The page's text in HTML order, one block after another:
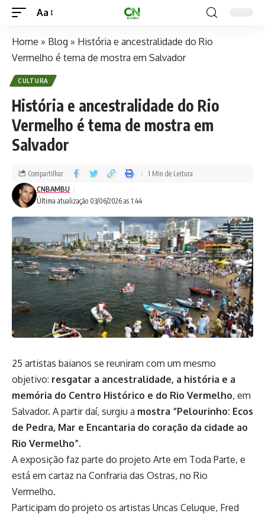
Aa
Home » Blog » História e ancestralidade do Rio
Vermelho é tema de mostra em Salvador
CULTURA
História e ancestralidade do Rio
Vermelho é tema de mostra em
Salvador
Última atualização 03/06/2026 as 1:44
CNBAMBU
Compartilhar 1 Min de Leitura
25 artistas baianos se reuniram com um mesmo
objetivo: resgatar a ancestralidade, a história e a
memória do Centro Histórico e do Rio Vermelho, em
Salvador. A partir daí, surgiu a mostra “Pelourinho: Ecos
de Pedra, Mar e Encantaria do coração da cidade ao
Rio Vermelho”.
A exposição faz parte do projeto Arte em Toda Parte, e
está em cartaz na Confraria das Ostras, no Rio
Vermelho.
Participam do projeto os artistas Uncas Celuque, Fred